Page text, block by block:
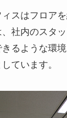
スはフロア
社内のスタ
るような環
ています。